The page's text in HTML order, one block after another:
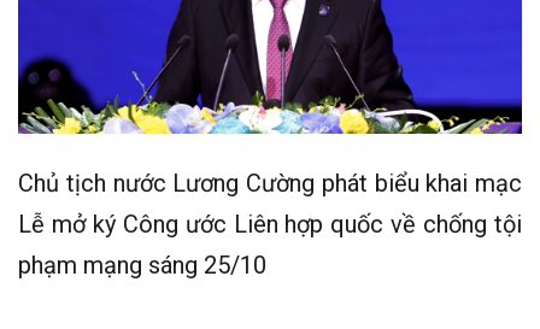
Chủ tịch nước Lương Cường phát biểu khai mạc
Lễ mở ký Công ước Liên hợp quốc về chống tội
phạm mạng sáng 25/10